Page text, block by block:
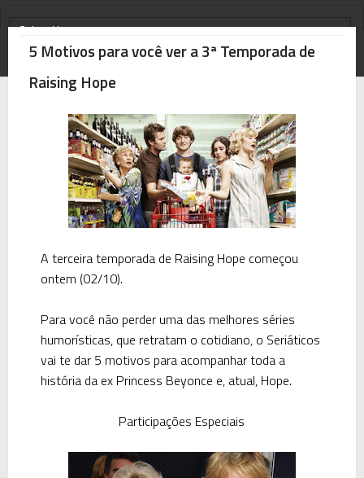
WHAT'S NEW? Loading...
5 Motivos para você ver a 3ª Temporada de
Raising Hope
A terceira temporada de Raising Hope começou
ontem (02/10).
Para você não perder uma das melhores séries
humorísticas, que retratam o cotidiano, o Seriáticos
vai te dar 5 motivos para acompanhar toda a
história da ex Princess Beyonce e, atual, Hope.
Participações Especiais